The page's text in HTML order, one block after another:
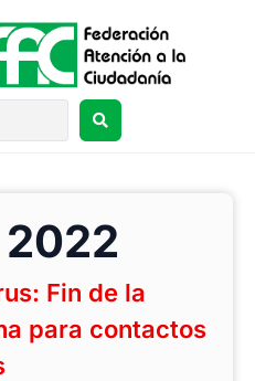
Fin de la
para contactos